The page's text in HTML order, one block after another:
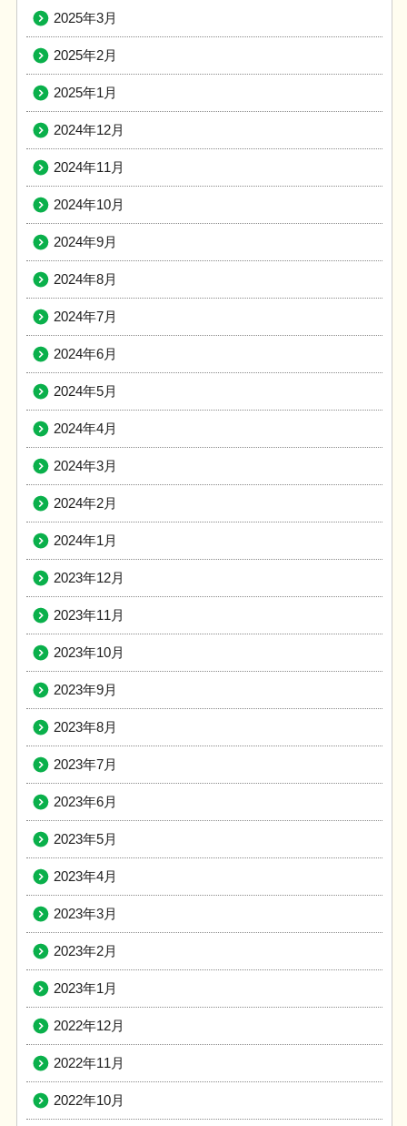
2025年3月
2025年2月
2025年1月
2024年12月
2024年11月
2024年10月
2024年9月
2024年8月
2024年7月
2024年6月
2024年5月
2024年4月
2024年3月
2024年2月
2024年1月
2023年12月
2023年11月
2023年10月
2023年9月
2023年8月
2023年7月
2023年6月
2023年5月
2023年4月
2023年3月
2023年2月
2023年1月
2022年12月
2022年11月
2022年10月